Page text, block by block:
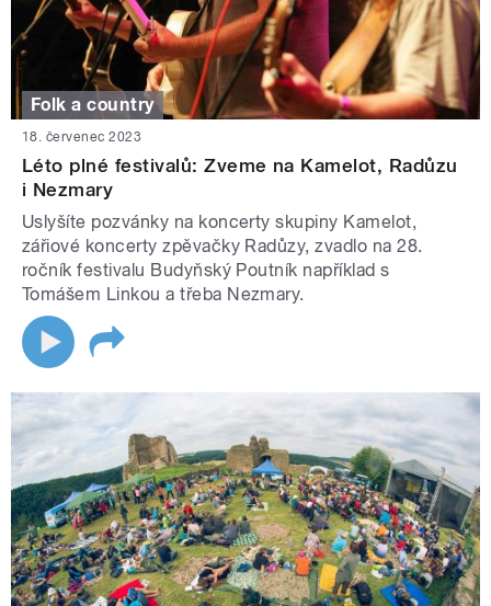
Folk a country
18. červenec 2023
Léto plné festivalů: Zveme na Kamelot, Radůzu
i Nezmary
Uslyšíte pozvánky na koncerty skupiny Kamelot,
zářiové koncerty zpěvačky Radůzy, zvadlo na 28.
ročník festivalu Budyňský Poutník například s
Tomášem Linkou a třeba Nezmary.